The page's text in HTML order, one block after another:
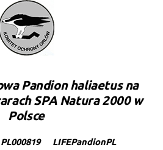
Pandion haliaetus na
SPA Natura 2000 w
Polsce
LIFEPandionPL